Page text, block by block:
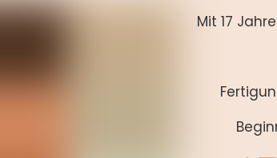
Mit 17